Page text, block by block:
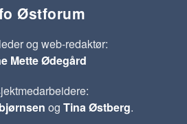
Østforum
og web-redaktør:
Mette Ødegård
og Tina Østberg.